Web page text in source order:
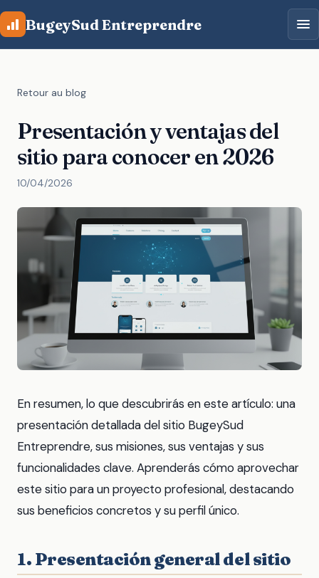
Aller au contenu principal
BugeySud Entreprendre
Retour au blog
Presentación y ventajas del
sitio para conocer en 2026
10/04/2026
En resumen, lo que descubrirás en este artículo: una
presentación detallada del sitio BugeySud
Entreprendre, sus misiones, sus ventajas y sus
funcionalidades clave. Aprenderás cómo aprovechar
este sitio para un proyecto profesional, destacando
sus beneficios concretos y su perfil único.
1. Presentación general del sitio